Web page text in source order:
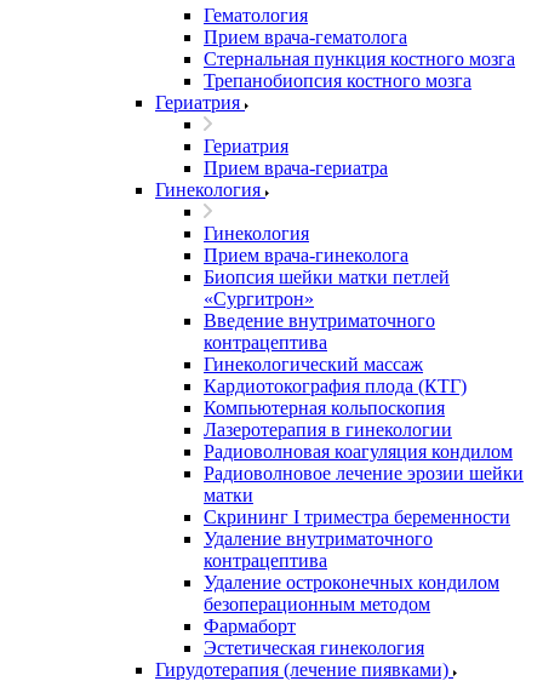
Гематология
Прием врача-гематолога
Стернальная пункция костного мозга
Трепанобиопсия костного мозга
Гериатрия
Гериатрия
Прием врача-гериатра
Гинекология
Гинекология
Прием врача-гинеколога
Биопсия шейки матки петлей
«Сургитрон»
Введение внутриматочного
контрацептива
Гинекологический массаж
Кардиотокография плода (КТГ)
Компьютерная кольпоскопия
Лазеротерапия в гинекологии
Радиоволновая коагуляция кондилом
Радиоволновое лечение эрозии шейки
матки
Скрининг I триместра беременности
Удаление внутриматочного
контрацептива
Удаление остроконечных кондилом
безоперационным методом
Фармаборт
Эстетическая гинекология
Гирудотерапия (лечение пиявками)